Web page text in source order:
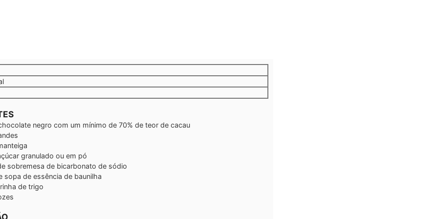
negro com um mínimo de 70% de teor de cacau
granulado ou em pó
sobremesa de bicarbonato de sódio
sopa de essência de baunilha
de trigo